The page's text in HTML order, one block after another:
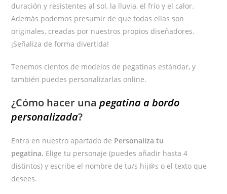
duración y resistentes al sol, la lluvia, el frío y el calor.
Además podemos presumir de que todas ellas son
originales, creadas por nuestros propios diseñadores.
¡Señaliza de forma divertida!
Tenemos cientos de modelos de pegatinas estándar, y
también puedes personalizarlas online.
¿Cómo hacer unapegatina a bordo
personalizada?
Entra en nuestro apartado de Personaliza tu
pegatina. Elige tu personaje (puedes añadir hasta 4
distintos) y escribe el nombre de tu/s hij@s o el texto que
desees.